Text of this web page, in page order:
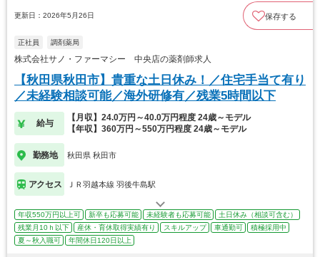
更新日：2026年5月26日 保存する
正社員 調剤薬局
株式会社サノ・ファーマシー 中央店の薬剤師求人
【秋田県秋田市】貴重な土日休み！／住宅手当て有り
／未経験相談可能／海外研修有／残業5時間以下
給与
【月収】24.0万円～40.0万円程度 24歳～モデル
【年収】360万円～550万円程度 24歳～モデル
勤務地 秋田県 秋田市
アクセス ＪＲ羽越本線 羽後牛島駅
年収550万円以上可 新卒も応募可能 未経験者も応募可能
土日休み（相談可含む）
残業月10ｈ以下
産休・育休取得実績有り スキルアップ 車通勤可
積極採用中
夏～秋入職可
年間休日120日以上